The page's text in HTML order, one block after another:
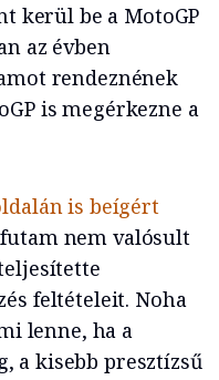
kerül be a MotoGP
az évben
rendeznének
is megérkezne a
is beígért
nem valósult
feltételeit. Noha
lenne, ha a
a kisebb presztízsű